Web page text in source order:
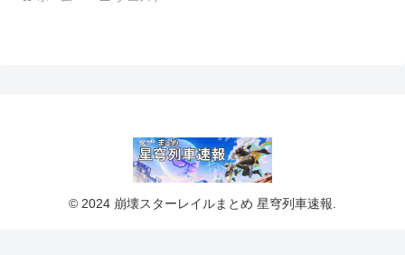
© 2024 崩壊スターレイルまとめ 星穹列車速報.